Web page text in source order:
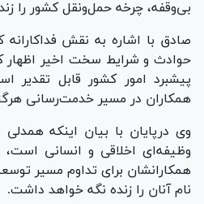
بی‌وقفه، چرخه حمل‌ونقل کشور را
صادق با اشاره به نقش فداکارانه
حوادث و شرایط سخت اخیر اظهار
پیشبرد امور کشور قابل تقدیر
همکاران در مسیر خدمت‌رسانی
وی درپایان با بیان اینکه همدلی
وظیفه‌ای اخلاقی و انسانی
همکارانشان برای تداوم مسیر
نام آنان را زنده نگه خواهد داشت.